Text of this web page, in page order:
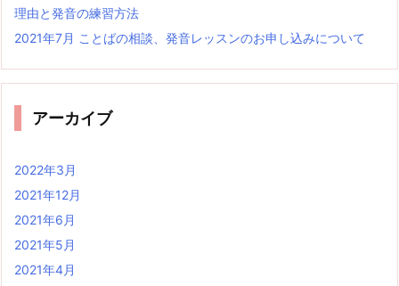
理由と発音の練習方法
2021年7月 ことばの相談、発音レッスンのお申し込みについて
アーカイブ
2022年3月
2021年12月
2021年6月
2021年5月
2021年4月